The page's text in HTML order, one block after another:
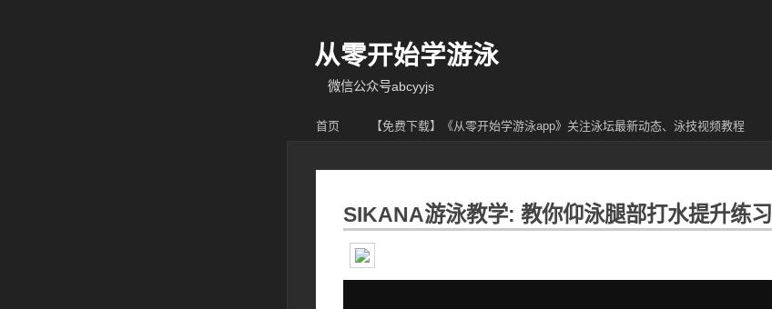
从零开始学游泳
微信公众号abcyyjs
首页 【免费下载】《从零开始学游泳app》关注泳坛最新动态、泳技视频教程
SIKANA游泳教学: 教你仰泳腿部打水提升练习